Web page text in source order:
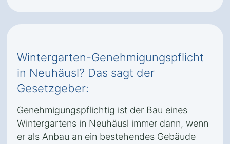
Wintergarten-Genehmigungspflicht
in Neuhäusl? Das sagt der
Gesetzgeber:
Genehmigungspflichtig ist der Bau eines
Wintergartens in Neuhäusl immer dann, wenn
er als Anbau an ein bestehendes Gebäude